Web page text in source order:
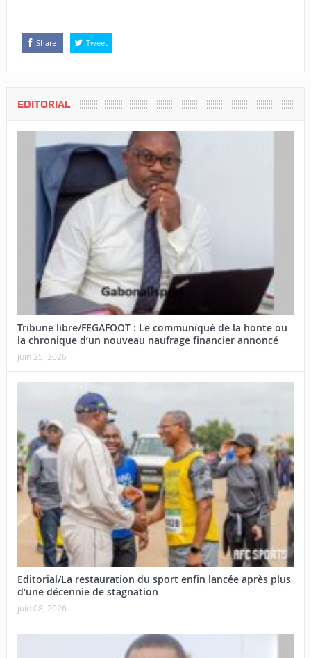
Share Tweet
EDITORIAL
Tribune libre/FEGAFOOT : Le communiqué de la honte ou
la chronique d’un nouveau naufrage financier annoncé
juin 25, 2026
Editorial/La restauration du sport enfin lancée après plus
d’une décennie de stagnation
juin 08, 2026